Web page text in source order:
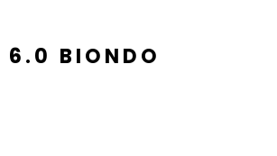
6.0 BIONDO